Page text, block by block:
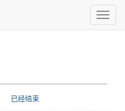
Toggle
已经结束